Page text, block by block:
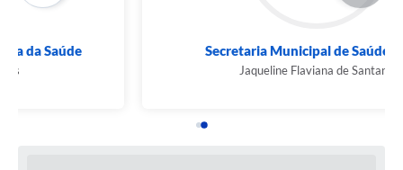
Secretaria Municipal de Saúde (SMS)
Jaqueline Flaviana de Santana